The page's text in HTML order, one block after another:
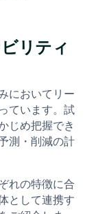
リティ
においてリー
ています。試
じめ把握でき
測・削減の計
れの特徴に合
として連携す